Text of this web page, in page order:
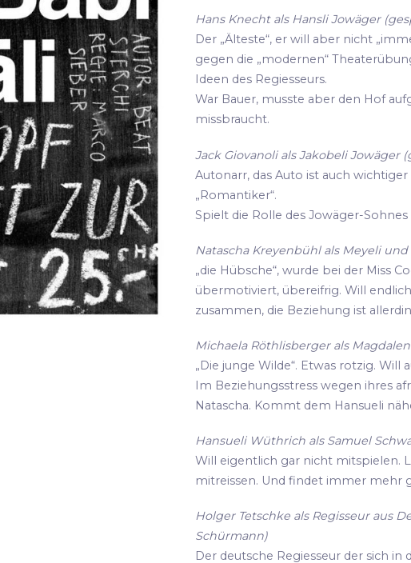
Hans Knecht als Hansli Jowäger
Der „Älteste“, er will aber nicht
gegen die „modernen“
Ideen des Regiesseurs.
War Bauer, musste aber den Hof
missbraucht.
Jack Giovanoli als Jakobeli Jowäger
Autonarr, das Auto ist auch
„Romantiker“.
Spielt die Rolle des Jowäger-Sohnes
Natascha Kreyenbühl als Meyeli
„die Hübsche“, wurde bei der Miss
übermotiviert, übereifrig. Will
zusammen, die Beziehung ist
Michaela Röthlisberger als
„Die junge Wilde“. Etwas rotzig.
Im Beziehungsstress wegen ihres
Natascha. Kommt dem Hansueli
Hansueli Wüthrich als Samuel
Will eigentlich gar nicht mitspielen.
mitreissen. Und findet immer mehr
Holger Tetschke als Regisseur aus
Schürmann)
Der deutsche Regiesseur der sich in